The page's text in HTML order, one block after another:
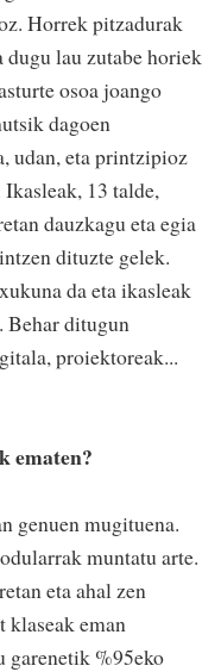
Horrek pitzadurak
lau zutabe horiek
osoa joango
dagoen
udan, eta printzipioz
13 talde,
dauzkagu eta egia
dituzte gelek.
da eta ikasleak
Behar ditugun
proiektoreak...
ematen?
genuen mugituena.
muntatu arte.
eta ahal zen
eman
garenetik %95eko